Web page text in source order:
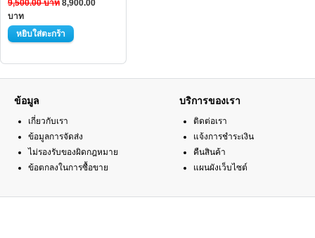
9,500.00 บาท 8,900.00
บาท
ข้อมูล
เกี่ยวกับเรา
ข้อมูลการจัดส่ง
ไม่รองรับของผิดกฎหมาย
ข้อตกลงในการซื้อขาย
บริการของเรา
ติดต่อเรา
แจ้งการชำระเงิน
คืนสินค้า
แผนผังเว็บไซต์